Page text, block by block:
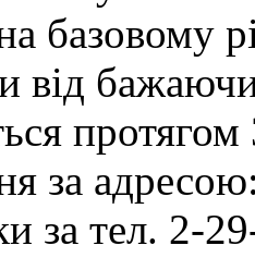
базовому
від
протягом
за
за тел. 2-